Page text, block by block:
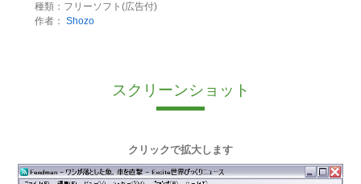
種類：フリーソフト(広告付)
作者： Shozo
スクリーンショット
クリックで拡大します